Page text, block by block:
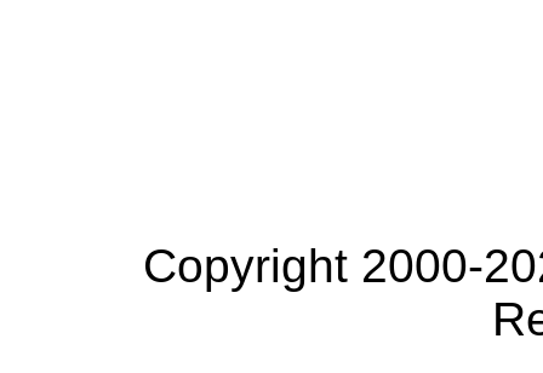
Copyright 2000-